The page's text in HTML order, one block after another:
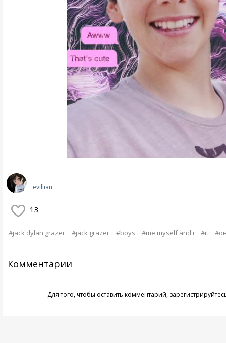
evillian
13
#jack dylan grazer #jack grazer #boys #me myself and i #it
Комментарии
Для того, чтобы оставить комментарий,